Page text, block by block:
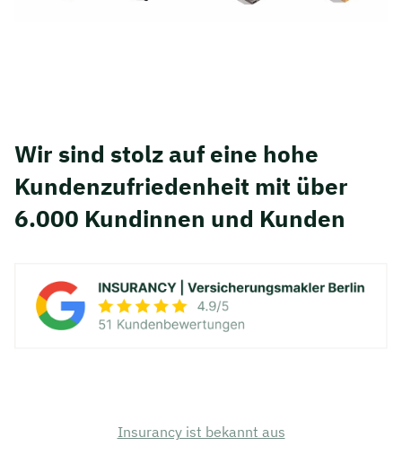
Wir sind stolz auf eine hohe
Kunden­zufriedenheit mit über
6.000 Kundinnen und Kunden
Insurancy ist bekannt aus